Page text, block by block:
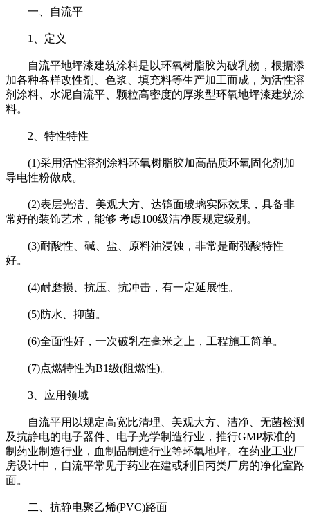
一、自流平
1、定义
自流平地坪漆建筑涂料是以环氧树脂胶为破乳物，根据添
加各种各样改性剂、色浆、填充料等生产加工而成，为活性溶
剂涂料、水泥自流平、颗粒高密度的厚浆型环氧地坪漆建筑涂
料。
2、特性特性
(1)采用活性溶剂涂料环氧树脂胶加高品质环氧固化剂加
导电性粉做成。
(2)表层光洁、美观大方、达镜面玻璃实际效果，具备非
常好的装饰艺术，能够 考虑100级洁净度规定级别。
(3)耐酸性、碱、盐、原料油浸蚀，非常是耐强酸特性
好。
(4)耐磨损、抗压、抗冲击，有一定延展性。
(5)防水、抑菌。
(6)全面性好，一次破乳在毫米之上，工程施工简单。
(7)点燃特性为B1级(阻燃性)。
3、应用领域
自流平用以规定高宽比清理、美观大方、洁净、无菌检测
及抗静电的电子器件、电子光学制造行业，推行GMP标准的
制药业制造行业，血制品制造行业等环氧地坪。在药业工业厂
房设计中，自流平常见于药业在建或利旧丙类厂房的净化室路
面。
二、抗静电聚乙烯(PVC)路面